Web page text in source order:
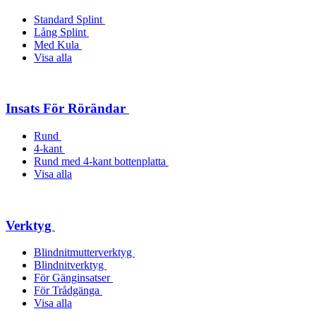
Standard Splint
Lång Splint
Med Kula
Visa alla
Insats För Rörändar
Rund
4-kant
Rund med 4-kant bottenplatta
Visa alla
Verktyg
Blindnitmutterverktyg
Blindnitverktyg
För Gänginsatser
För Trådgänga
Visa alla